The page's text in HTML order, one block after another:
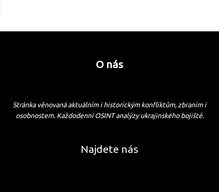
O nás
Stránka věnovaná aktuálním i historickým konfliktům, zbraním i
osobnostem. Každodenní OSINT analýzy ukrajinského bojiště.
Najdete nás